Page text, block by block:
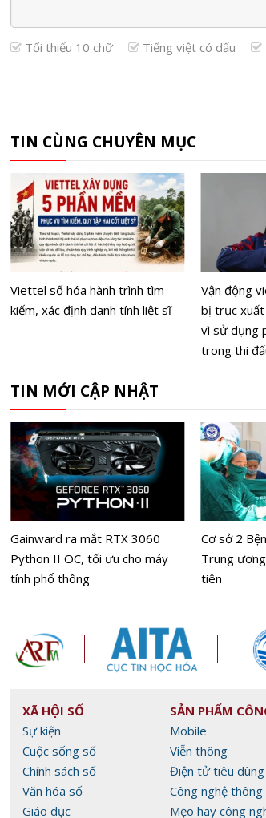
Tối thiểu 10 chữ Tiếng việt có dấu
TIN CÙNG CHUYÊN MỤC
Viettel số hóa hành trình tìm
kiếm, xác định danh tính liệt sĩ
Vận động
bị trục xuất
vì sử dụng
trong thi
TIN MỚI CẬP NHẬT
Gainward ra mắt RTX 3060
Python II OC, tối ưu cho máy
tính phổ thông
Cơ sở 2
Trung
tiên
XÃ HỘI SỐ
Sự kiện
Cuộc sống số
Chính sách số
Văn hóa số
Giáo dục
SẢN PHẨM
Mobile
Viễn thông
Điện tử tiêu dùng
Công nghệ thông
Mẹo hay công